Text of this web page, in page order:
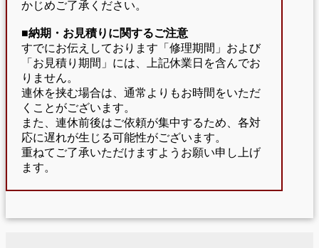
かじめご了承ください。
■納期・お見積りに関するご注意
すでにお伝えしております「修理期間」および
「お見積り期間」には、上記休業日を含んでお
りません。
連休を挟む場合は、通常よりもお時間をいただ
くことがございます。
また、連休前後はご依頼が集中するため、各対
応に遅れが生じる可能性がございます。
重ねてご了承いただけますようお願い申し上げ
ます。